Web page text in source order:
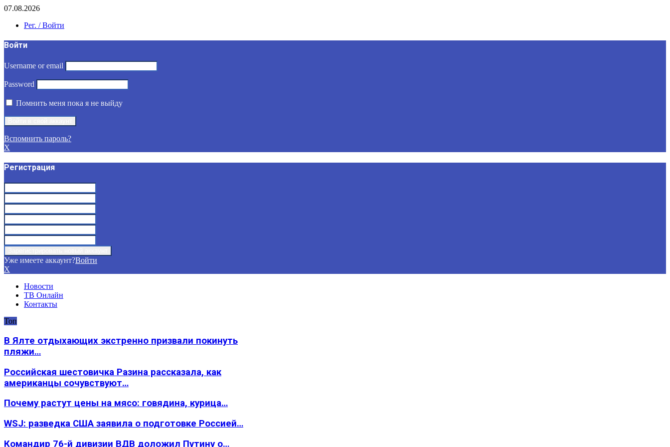
07.08.2026
Рег. / Войти
Войти
Username or email
Password
Помнить меня пока я не выйду
Вспомнить пароль?
X
Регистрация
Уже имеете аккаунт?Войти
X
Новости
ТВ Онлайн
Контакты
Топ
В Ялте отдыхающих экстренно призвали покинуть
пляжи…
Российская шестовичка Разина рассказала, как
американцы сочувствуют…
Почему растут цены на мясо: говядина, курица…
WSJ: разведка США заявила о подготовке Россией…
Командир 76-й дивизии ВДВ доложил Путину о…